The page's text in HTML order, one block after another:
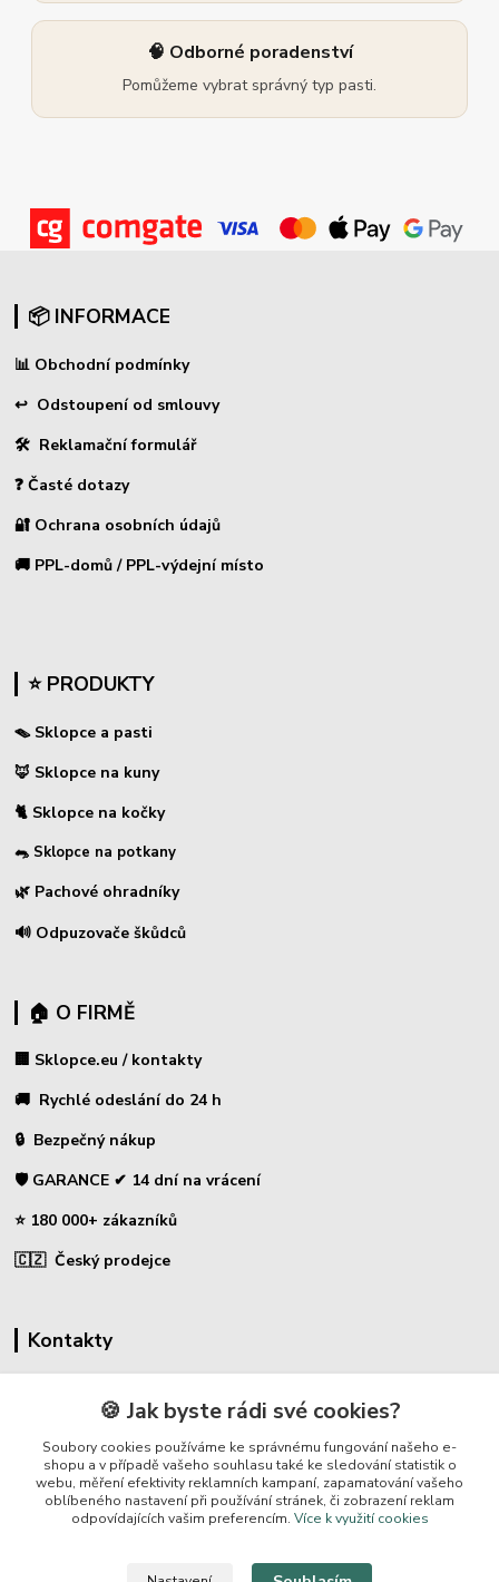
🧠 Odborné poradenství
Pomůžeme vybrat správný typ pasti.
📦 INFORMACE
📊 Obchodní podmínky
↩ Odstoupení od smlouvy
🛠 Reklamační formulář
❓ Časté dotazy
🔐 Ochrana osobních údajů
🚚 PPL-domů / PPL-výdejní místo
⭐ PRODUKTY
🪤 Sklopce a pasti
🦊 Sklopce na kuny
🐈 Sklopce na kočky
🐀 Sklopce na potkany
🌿 Pachové ohradníky
🔊 Odpuzovače škůdců
🏠 O FIRMĚ
🏢 Sklopce.eu / kontakty
🚚 Rychlé odeslání do 24 h
🔒 Bezpečný nákup
🛡️ GARANCE ✔ 14 dní na vrácení
⭐ 180 000+ zákazníků
🇨🇿 Český prodejce
Kontakty
🛡️ Zákaznická podpora
📞 728 007 997
⏰ Po-Pá | 7:00 - 13:30 |
info@repulse.cz
🍪 Jak byste rádi své cookies?
Soubory cookies používáme ke správnému fungování našeho e-
shopu a v případě vašeho souhlasu také ke sledování statistik o
webu, měření efektivity reklamních kampaní, zapamatování vašeho
oblíbeného nastavení při používání stránek, či zobrazení reklam
odpovídajících vašim preferencím. Více k využití cookies